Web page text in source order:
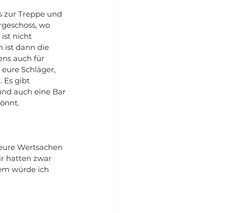
zur Treppe und
wo
ist nicht
ist dann die
auch für
Schläger,
Es gibt
auch eine Bar
Wertsachen
hatten zwar
würde ich